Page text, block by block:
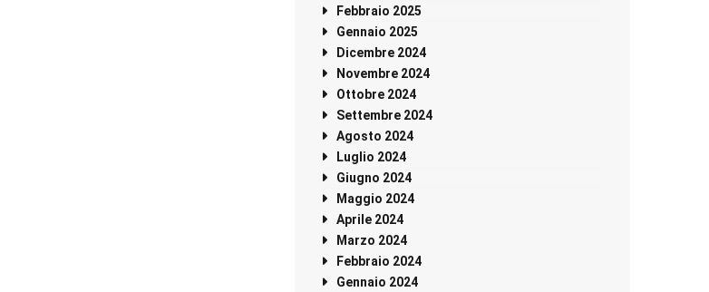
Febbraio 2025
Gennaio 2025
Dicembre 2024
Novembre 2024
Ottobre 2024
Settembre 2024
Agosto 2024
Luglio 2024
Giugno 2024
Maggio 2024
Aprile 2024
Marzo 2024
Febbraio 2024
Gennaio 2024